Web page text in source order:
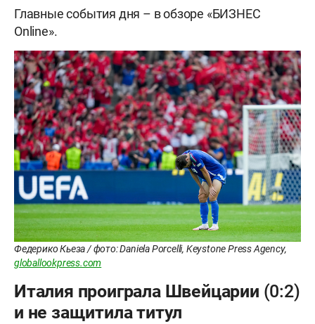
Главные события дня – в обзоре «БИЗНЕС
Online».
Федерико Кьеза / фото: Daniela Porcelli, Keystone Press Agency,
globallookpress.com
Италия проиграла Швейцарии (0:2)
и не защитила титул